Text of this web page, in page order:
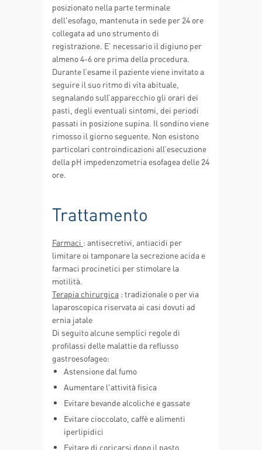
posizionato nella parte terminale
dell'esofago, mantenuta in sede per 24 ore
collegata ad uno strumento di
registrazione. E’ necessario il digiuno per
almeno 4-6 ore prima della procedura.
Durante l’esame il paziente viene invitato a
seguire il suo ritmo di vita abituale,
segnalando sull’apparecchio gli orari dei
pasti, degli eventuali sintomi, dei periodi
passati in posizione supina. Il sondino viene
rimosso il giorno seguente. Non esistono
particolari controindicazioni all’esecuzione
della pH impedenzometria esofagea delle 24
ore.
Trattamento
Farmaci : antisecretivi, antiacidi per
limitare oi tamponare la secrezione acida e
farmaci procinetici per stimolare la
motilità.
Terapia chirurgica : tradizionale o per via
laparoscopica riservata ai casi dovuti ad
ernia jatale
Di seguito alcune semplici regole di
profilassi delle malattie da reflusso
gastroesofageo:
Astensione dal fumo
Aumentare l'attività fisica
Evitare bevande alcoliche e gassate
Evitare cioccolato, caffè e alimenti
iperlipidici
Evitare di coricarsi dopo il pasto